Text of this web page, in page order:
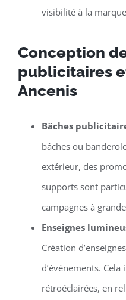
visibilité à la
Conception
publicitaires
Ancenis
Bâches
bâches ou
extérieur, des
supports sont
campagnes à
Enseignes
Création
d’événements.
rétroéclairées, en